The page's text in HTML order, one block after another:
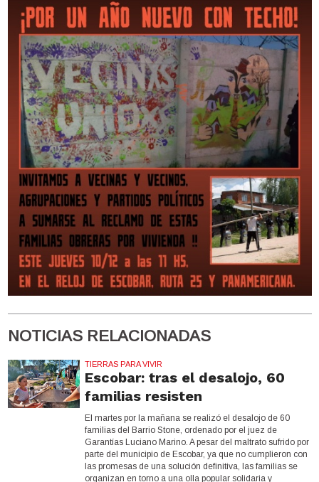
NOTICIAS RELACIONADAS
TIERRAS PARA VIVIR
Escobar: tras el desalojo, 60
familias resisten
El martes por la mañana se realizó el desalojo de 60
familias del Barrio Stone, ordenado por el juez de
Garantías Luciano Marino. A pesar del maltrato sufrido por
parte del municipio de Escobar, ya que no cumplieron con
las promesas de una solución definitiva, las familias se
organizan en torno a una olla popular solidaria y